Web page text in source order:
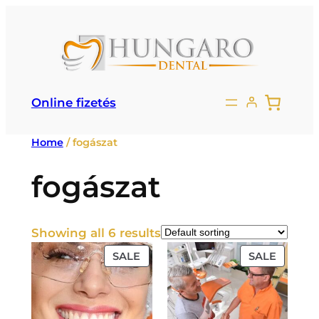
tartalomhoz
Online fizetés
Home/ fogászat
fogászat
Showing all 6 results
SALE PRODUCT
ON
SALE
SALE
ON
SALE